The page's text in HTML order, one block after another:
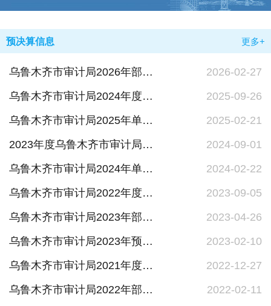
预决算信息 更多+
乌鲁木齐市审计局2026年部门预算公开报告
2026-02-27
乌鲁木齐市审计局2024年度部门决算公开
2025-09-26
乌鲁木齐市审计局2025年单位预算公开
2025-02-21
2023年度乌鲁木齐市审计局决算公开说明
2024-09-01
乌鲁木齐市审计局2024年单位预算公开
2024-02-22
乌鲁木齐市审计局2022年度部门决算公开
2023-09-05
乌鲁木齐市审计局2023年部门整体绩效目标
2023-04-26
乌鲁木齐市审计局2023年预算公开
2023-02-10
乌鲁木齐市审计局2021年度部门决算公开
2022-12-27
乌鲁木齐市审计局2022年部门预算公开
2022-02-11